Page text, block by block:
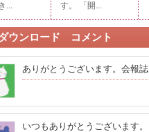
...
す。 「開...
ウンロード コメント
ありがとうございます。会報
いつもありがとうございます